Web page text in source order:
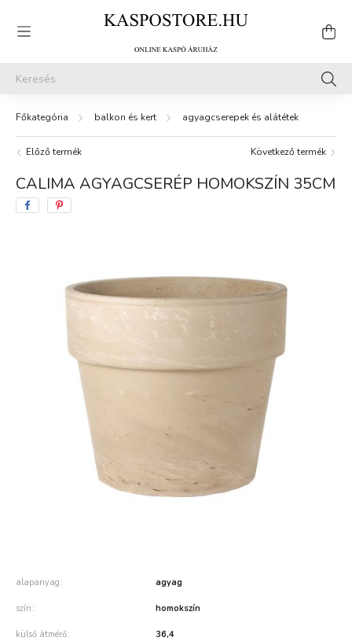
balkon és kert agyagcserepek és alátétek
Előző termék Következő termék
CALIMA AGYAGCSERÉP HOMOKSZÍN 35CM
alapanyag agyag
szín homokszín
külső átmérő 36,4